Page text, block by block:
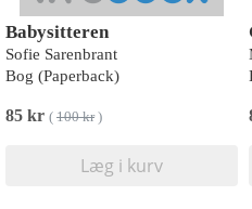
Babysitteren
Sofie Sarenbrant
Bog (Paperback)
85 kr ( 100 kr)
Læg i kurv